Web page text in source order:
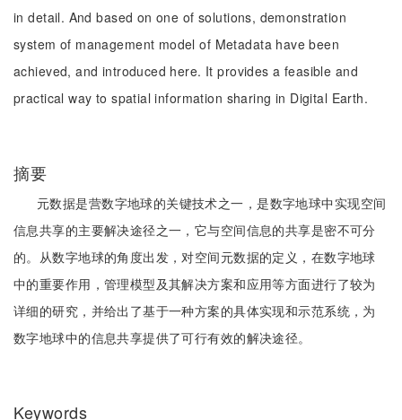
in detail. And based on one of solutions, demonstration
system of management model of Metadata have been
achieved, and introduced here. It provides a feasible and
practical way to spatial information sharing in Digital Earth.
摘要
元数据是营数字地球的关键技术之一，是数字地球中实现空间
信息共享的主要解决途径之一，它与空间信息的共享是密不可分
的。从数字地球的角度出发，对空间元数据的定义，在数字地球
中的重要作用，管理模型及其解决方案和应用等方面进行了较为
详细的研究，并给出了基于一种方案的具体实现和示范系统，为
数字地球中的信息共享提供了可行有效的解决途径。
Keywords